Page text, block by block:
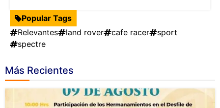
Popular Tags
Relevantes
land rover cafe racer
sport
spectre
Más Recientes